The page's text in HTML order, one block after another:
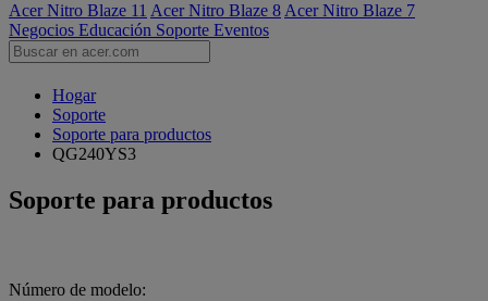
Acer Nitro Blaze 11 Acer Nitro Blaze 8 Acer Nitro Blaze 7
Negocios Educación Soporte Eventos
Hogar
Soporte
Soporte para productos
QG240YS3
Soporte para productos
Número de modelo: